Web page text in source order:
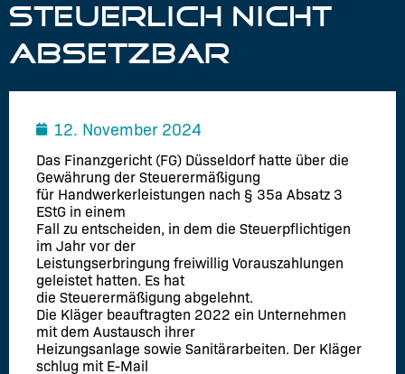
STEUERLICH NICHT
ABSETZBAR
12. November 2024
Das Finanzgericht (FG) Düsseldorf hatte über die
Gewährung der Steuerermäßigung
für Handwerkerleistungen nach § 35a Absatz 3
EStG in einem
Fall zu entscheiden, in dem die Steuerpflichtigen
im Jahr vor der
Leistungserbringung freiwillig Vorauszahlungen
geleistet hatten. Es hat
die Steuerermäßigung abgelehnt.
Die Kläger beauftragten 2022 ein Unternehmen
mit dem Austausch ihrer
Heizungsanlage sowie Sanitärarbeiten. Der Kläger
schlug mit E-Mail